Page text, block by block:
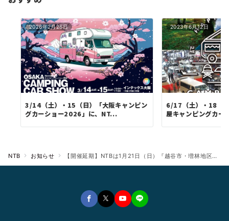
2026年2月26日
3/14（土）・15（日）「大阪キャンピン
グカーショー2026」に、NT...
2023年6月12日
6/17（土）・18（
屋キャンピングカー
NTB お知らせ 【開催延期】NTBは1月21日（日）『越谷市・増林地区合同総合防災訓練』に参加します。